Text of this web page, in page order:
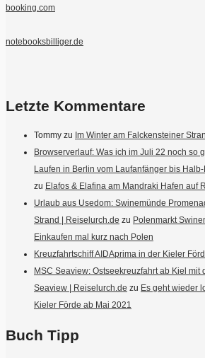
booking.com
notebooksbilliger.de
Letzte Kommentare
Tommy zu Im Winter am Falckensteiner
Browserverlauf: Was ich im Juli 22 noch so
Laufen in Berlin vom Laufanfänger bis
zu Elafos & Elafina am Mandraki Hafen auf
Urlaub aus Usedom: Swinemünde
Strand | Reiselurch.de zu Polenmarkt
Einkaufen mal kurz nach Polen
Kreuzfahrtschiff AIDAprima in der Kieler
MSC Seaview: Ostseekreuzfahrt ab Kiel mit
Seaview | Reiselurch.de zu Es geht wieder
Kieler Förde ab Mai 2021
Buch Tipp